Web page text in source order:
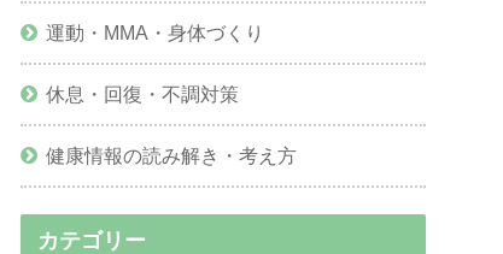
運動・MMA・身体づくり
休息・回復・不調対策
健康情報の読み解き・考え方
カテゴリー